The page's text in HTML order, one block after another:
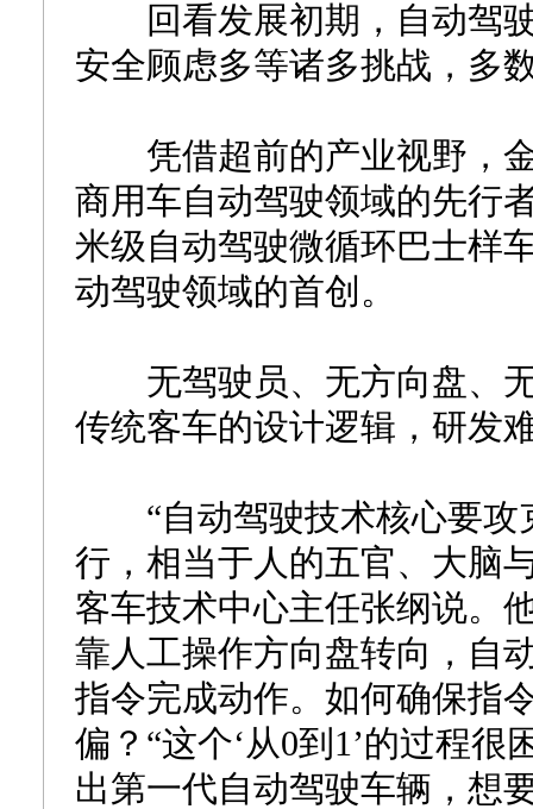
回看发展初期，自动驾驶
安全顾虑多等诸多挑战，多
凭借超前的产业视野，金
商用车自动驾驶领域的先行
米级自动驾驶微循环巴士样
动驾驶领域的首创。
无驾驶员、无方向盘、
传统客车的设计逻辑，研发
“自动驾驶技术核心要攻
行，相当于人的五官、大脑
客车技术中心主任张纲说。
靠人工操作方向盘转向，自
指令完成动作。如何确保指
偏？“这个‘从0到1’的过程
出第一代自动驾驶车辆，想